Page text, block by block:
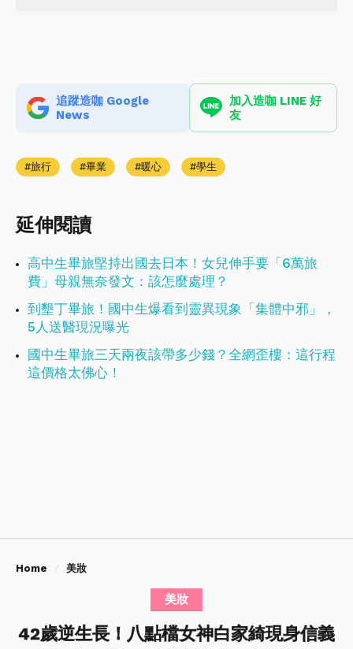
追蹤造咖 Google
News
加入造咖 LINE 好
友
旅行 畢業 暖心 學生
延伸閱讀
高中生畢旅堅持出國去日本！女兒伸手要「6萬旅
費」母親無奈發文：該怎麼處理？
到墾丁畢旅！國中生爆看到靈異現象「集體中邪」，
5人送醫現況曝光
國中生畢旅三天兩夜該帶多少錢？全網歪樓：這行程
這價格太佛心！
Home 美妝
美妝
42歲逆生長！八點檔女神白家綺現身信義